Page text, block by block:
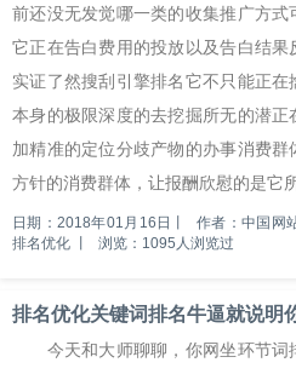
前还没无发觉哪一类的收集推广方
它正在告白费用的投放以及告白结
实证了然搜刮引擎排名它不只能正
本身的极限深度的去挖掘所无的潜
加精准的定位分歧产物的办事消费
方针的消费群体，让报酬欣慰的是它
日期：2018年01月16日 作者：中国网
排名优化
浏览：1095人浏览过
排名优化关键词排名牛逼就说明
今天和大师聊聊，你网坐环节词